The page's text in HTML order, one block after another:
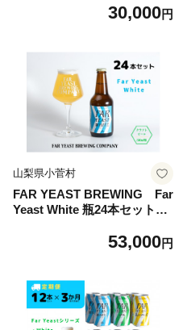
30,000円
山梨県小菅村
FAR YEAST BREWING Far
Yeast White 瓶24本セット詰
53,000円